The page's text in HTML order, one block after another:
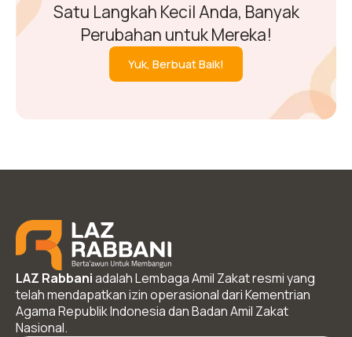
Satu Langkah Kecil Anda, Banyak
Perubahan untuk Mereka!
Yuk, Berbuat Baik!
LAZ Rabbaniadalah Lembaga Amil Zakat resmi yang
telah mendapatkan izin operasional dari Kementrian
Agama Republik Indonesia dan Badan Amil Zakat
Nasional.